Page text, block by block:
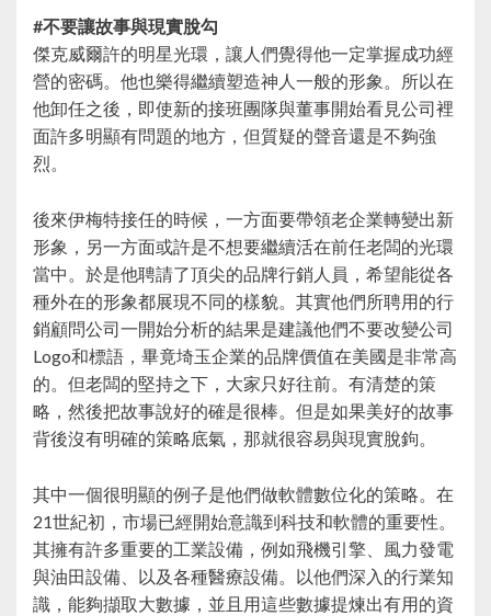
#不要讓故事與現實脫勾
傑克威爾許的明星光環，讓人們覺得他一定掌握成功經
營的密碼。他也樂得繼續塑造神人一般的形象。所以在
他卸任之後，即使新的接班團隊與董事開始看見公司裡
面許多明顯有問題的地方，但質疑的聲音還是不夠強
烈。
後來伊梅特接任的時候，一方面要帶領老企業轉變出新
形象，另一方面或許是不想要繼續活在前任老闆的光環
當中。於是他聘請了頂尖的品牌行銷人員，希望能從各
種外在的形象都展現不同的樣貌。其實他們所聘用的行
銷顧問公司一開始分析的結果是建議他們不要改變公司
Logo和標語，畢竟埼玉企業的品牌價值在美國是非常高
的。但老闆的堅持之下，大家只好往前。有清楚的策
略，然後把故事說好的確是很棒。但是如果美好的故事
背後沒有明確的策略底氣，那就很容易與現實脫鉤。
其中一個很明顯的例子是他們做軟體數位化的策略。在
21世紀初，市場已經開始意識到科技和軟體的重要性。
其擁有許多重要的工業設備，例如飛機引擎、風力發電
與油田設備、以及各種醫療設備。以他們深入的行業知
識，能夠擷取大數據，並且用這些數據提煉出有用的資